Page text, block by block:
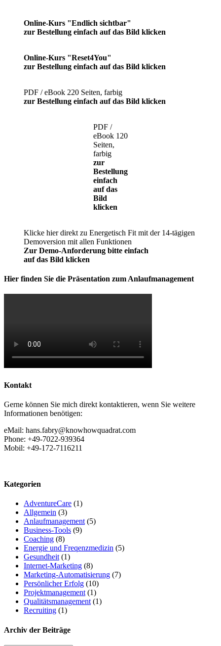
Online-Kurs "Endlich sichtbar"
zur Bestellung einfach auf das Bild klicken
Online-Kurs "Reset4You"
zur Bestellung einfach auf das Bild klicken
PDF / eBook 220 Seiten, farbig
zur Bestellung einfach auf das Bild klicken
PDF /
eBook 120
Seiten,
farbig
zur
Bestellung
einfach
auf das
Bild
klicken
Klicke hier direkt zu Energetisch Fit mit der 14-tägigen
Demoversion mit allen Funktionen
Zur Demo-Anforderung bitte einfach
auf das Bild klicken
Hier finden Sie die Präsentation zum Anlaufmanagement
Kontakt
Gerne können Sie mich direkt kontaktieren, wenn Sie weitere
Informationen benötigen:
eMail: hans.fabry@knowhowquadrat.com
Phone: +49-7022-939364
Mobil: +49-172-7116211
Kategorien
AdventureCare (1)
Allgemein (3)
Anlaufmanagement (5)
Business-Tools (9)
Coaching (8)
Energie und Freqenzmedizin (5)
Gesundheit (1)
Internet-Marketing (8)
Marketing-Automatisierung (7)
Persönlicher Erfolg (10)
Projektmanagement (1)
Qualitätsmanagement (1)
Recruiting (1)
Archiv der Beiträge